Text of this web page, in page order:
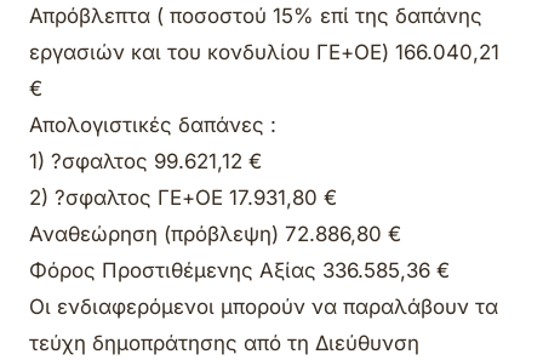
Απρόβλεπτα ( ποσοστού 15% επί της δαπάνης
εργασιών και του κονδυλίου ΓΕ+ΟΕ) 166.040,21
€
Απολογιστικές δαπάνες :
1) ?σφαλτος 99.621,12 €
2) ?σφαλτος ΓΕ+ΟΕ 17.931,80 €
Αναθεώρηση (πρόβλεψη) 72.886,80 €
Φόρος Προστιθέμενης Αξίας 336.585,36 €
Οι ενδιαφερόμενοι μπορούν να παραλάβουν τα
τεύχη δημοπράτησης από τη Διεύθυνση